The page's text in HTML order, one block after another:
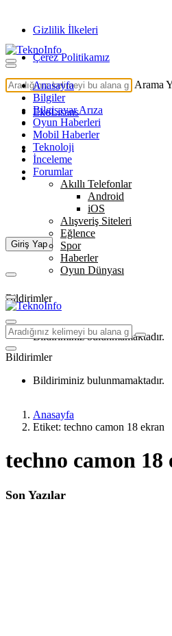
Gizlilik İlkeleri
Çerez Politikamız
İletişim
EkoLisans
Arama
Giriş Yap
Bildirimler
Bildiriminiz bulunmamaktadır.
Anasayfa
Bilgiler
Bilgisayar Arıza
Oyun Haberleri
Mobil Haberler
Teknoloji
İnceleme
Forumlar
Akıllı Telefonlar
Android
iOS
Alışveriş Siteleri
Eğlence
Spor
Haberler
Oyun Dünyası
Bildirimler
Bildiriminiz bulunmamaktadır.
Anasayfa
Etiket: techno camon 18 ekran
techno camon 18
Son Yazılar